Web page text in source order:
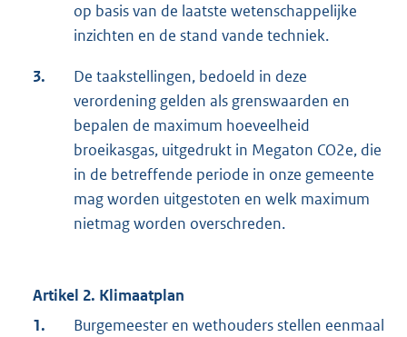
op basis van de laatste wetenschappelijke
inzichten en de stand vande techniek.
3.
De taakstellingen, bedoeld in deze
verordening gelden als grenswaarden en
bepalen de maximum hoeveelheid
broeikasgas, uitgedrukt in Megaton CO2e, die
in de betreffende periode in onze gemeente
mag worden uitgestoten en welk maximum
nietmag worden overschreden.
Artikel 2. Klimaatplan
1.
Burgemeester en wethouders stellen eenmaal